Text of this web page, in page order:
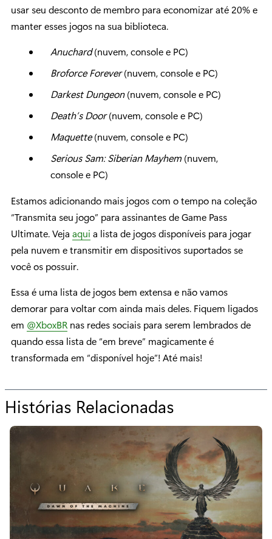
usar seu desconto de membro para economizar até 20% e
manter esses jogos na sua biblioteca.
Anuchard(nuvem, console e PC)
Broforce Forever(nuvem, console e PC)
Darkest Dungeon(nuvem, console e PC)
Death’s Door(nuvem, console e PC)
Maquette(nuvem, console e PC)
Serious Sam: Siberian Mayhem(nuvem,
console e PC)
Estamos adicionando mais jogos com o tempo na coleção
“Transmita seu jogo” para assinantes de Game Pass
Ultimate. Veja aqui a lista de jogos disponíveis para jogar
pela nuvem e transmitir em dispositivos suportados se
você os possuir.
Essa é uma lista de jogos bem extensa e não vamos
demorar para voltar com ainda mais deles. Fiquem ligados
em @XboxBR nas redes sociais para serem lembrados de
quando essa lista de “em breve” magicamente é
transformada em “disponível hoje”! Até mais!
Histórias Relacionadas
a
r
a
“
C